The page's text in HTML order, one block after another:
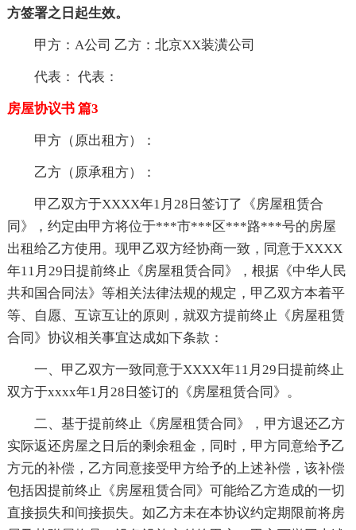
方签署之日起生效。
甲方：A公司 乙方：北京XX装潢公司
代表： 代表：
房屋协议书 篇3
甲方（原出租方）：
乙方（原承租方）：
甲乙双方于XXXX年1月28日签订了《房屋租赁合
同》，约定由甲方将位于***市***区***路***号的房屋
出租给乙方使用。现甲乙双方经协商一致，同意于XXXX
年11月29日提前终止《房屋租赁合同》，根据《中华人民
共和国合同法》等相关法律法规的规定，甲乙双方本着平
等、自愿、互谅互让的原则，就双方提前终止《房屋租赁
合同》协议相关事宜达成如下条款：
一、甲乙双方一致同意于XXXX年11月29日提前终止
双方于xxxx年1月28日签订的《房屋租赁合同》。
二、基于提前终止《房屋租赁合同》，甲方退还乙方
实际返还房屋之日后的剩余租金，同时，甲方同意给予乙
方元的补偿，乙方同意接受甲方给予的上述补偿，该补偿
包括因提前终止《房屋租赁合同》可能给乙方造成的一切
直接损失和间接损失。如乙方未在本协议约定期限前将房